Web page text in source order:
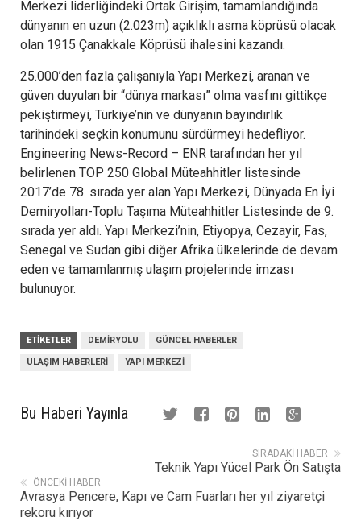
Merkezi liderliğindeki Ortak Girişim, tamamlandığında
dünyanın en uzun (2.023m) açıklıklı asma köprüsü olacak
olan 1915 Çanakkale Köprüsü ihalesini kazandı.
25.000’den fazla çalışanıyla Yapı Merkezi, aranan ve
güven duyulan bir “dünya markası” olma vasfını gittikçe
pekiştirmeyi, Türkiye’nin ve dünyanın bayındırlık
tarihindeki seçkin konumunu sürdürmeyi hedefliyor.
Engineering News-Record – ENR tarafından her yıl
belirlenen TOP 250 Global Müteahhitler listesinde
2017’de 78. sırada yer alan Yapı Merkezi, Dünyada En İyi
Demiryolları-Toplu Taşıma Müteahhitler Listesinde de 9.
sırada yer aldı. Yapı Merkezi’nin, Etiyopya, Cezayir, Fas,
Senegal ve Sudan gibi diğer Afrika ülkelerinde de devam
eden ve tamamlanmış ulaşım projelerinde imzası
bulunuyor.
ETIKETLER DEMIRYOLU GÜNCEL HABERLER
ULAŞIM HABERLERI YAPI MERKEZI
Bu Haberi Yayınla
SIRADAKI HABER
Teknik Yapı Yücel Park Ön Satışta
ÖNCEKI HABER
Avrasya Pencere, Kapı ve Cam Fuarları her yıl ziyaretçi
rekoru kırıyor